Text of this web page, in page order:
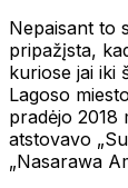
Nepaisant to
pripažįsta,
kuriose jai iki
Lagoso
pradėjo 2018
atstovavo
„Nasarawa